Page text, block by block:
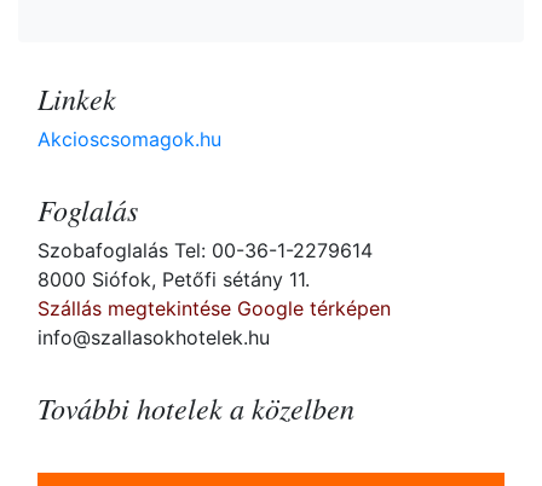
Linkek
Akcioscsomagok.hu
Foglalás
Szobafoglalás Tel: 00-36-1-2279614
8000 Siófok, Petőfi sétány 11.
Szállás megtekintése Google térképen
info@szallasokhotelek.hu
További hotelek a közelben